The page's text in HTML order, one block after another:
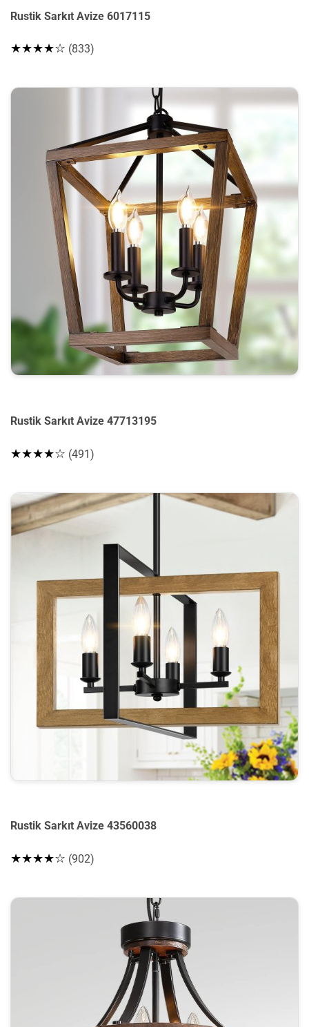
Rustik Sarkıt Avize 6017115
★★★★☆ (833)
Rustik Sarkıt Avize 47713195
★★★★☆ (491)
Rustik Sarkıt Avize 43560038
★★★★☆ (902)